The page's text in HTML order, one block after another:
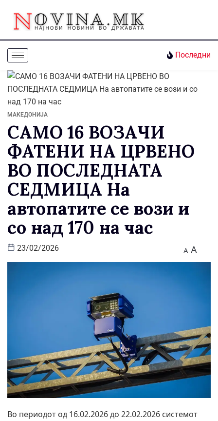
Последни
МАКЕДОНИЈА
САМО 16 ВОЗАЧИ
ФАТЕНИ НА ЦРВЕНО
ВО ПОСЛЕДНАТА
СЕДМИЦА На
автопатите се вози и
со над 170 на час
23/02/2026 A A
Во периодот од 16.02.2026 до 22.02.2026 системот